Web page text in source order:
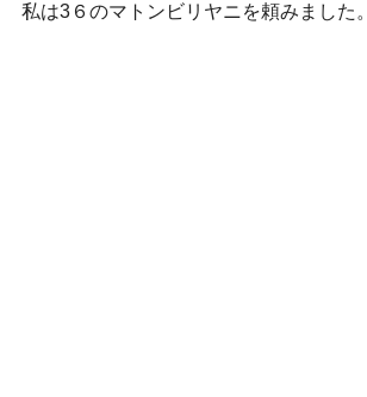
私は3６ のマトンビリヤニを頼みました。